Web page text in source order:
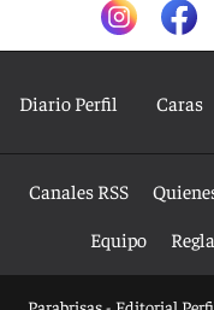
Diario Perfil Caras
Canales RSS
Equipo